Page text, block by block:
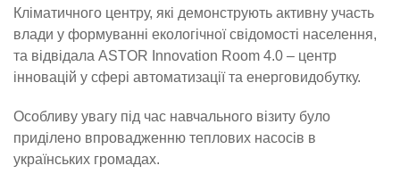
Кліматичного центру, які демонструють активну участь
влади у формуванні екологічної свідомості населення,
та відвідала ASTOR Innovation Room 4.0 – центр
інновацій у сфері автоматизації та енерговидобутку.
Особливу увагу під час навчального візиту було
приділено впровадженню теплових насосів в
українських громадах.